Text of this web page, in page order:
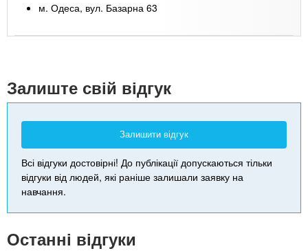
м. Одеса, вул. Базарна 63
Залиште свій відгук
Залишити відгук
Всі відгуки достовірні! До публікації допускаються тільки
відгуки від людей, які раніше залишали заявку на
навчання.
Останні відгуки